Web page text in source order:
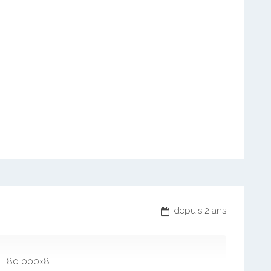
depuis 2 ans
. 80 000×8